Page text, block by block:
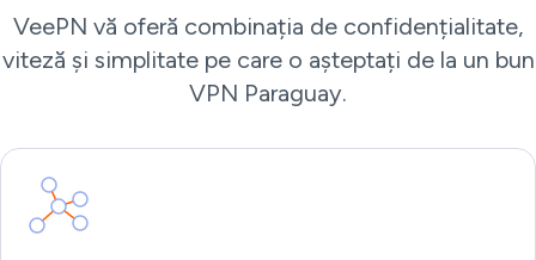
VeePN vă oferă combinația de confidențialitate,
viteză și simplitate pe care o așteptați de la un bun
VPN Paraguay.